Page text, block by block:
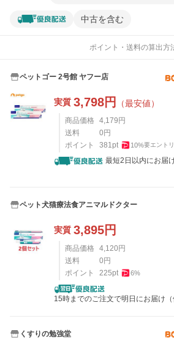
中古を含む
ポイント・送料の算出方
ペットゴー 2号館 ヤフー店
実質 3,798円 （最安値）
商品価格 4,179 円
送料
0 円
ポイント
381pt 10%要エント
最短2日以内にお届
ペット犬猫療法食アニマルドクター
実質 3,895円
商品価格 4,120 円
送料
0 円
ポイント
225pt 6%
15時までのご注文で明日にお届け（
くすりの勉強堂